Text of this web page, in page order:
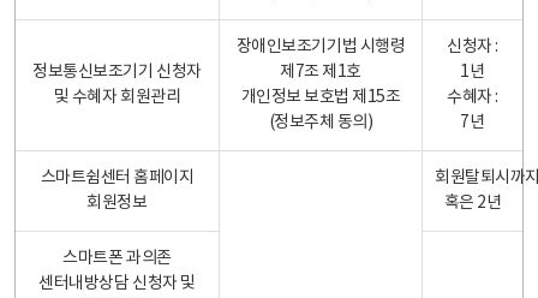
정보통신보조기기 신청자
및 수혜자 회원관리
장애인보조기기법 시행령
제7조 제1호
개인정보 보호법 제15조
(정보주체 동의)
신청자 :
1년
수혜자 :
7년
스마트쉼센터 홈페이지
회원정보
회원탈퇴시까
혹은 2년
스마트폰 과의존
센터내방상담 신청자 및